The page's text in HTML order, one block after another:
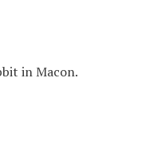
in Macon.